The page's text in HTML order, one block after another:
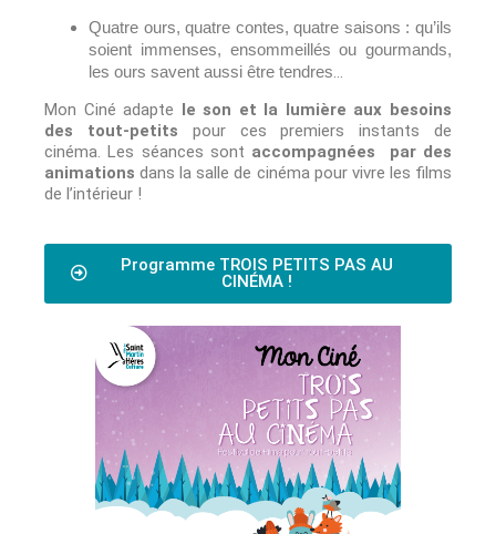
Quatre ours, quatre contes, quatre saisons : qu’ils
soient immenses, ensommeillés ou gourmands,
les ours savent aussi être tendres…
Mon Ciné adapte le son et la lumière aux besoins
des tout-petits pour ces premiers instants de
cinéma. Les séances sont accompagnées par des
animations dans la salle de cinéma pour vivre les films
de l’intérieur !
Programme TROIS PETITS PAS AU
CINÉMA !